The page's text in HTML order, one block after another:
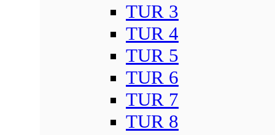
TUR 3
TUR 4
TUR 5
TUR 6
TUR 7
TUR 8